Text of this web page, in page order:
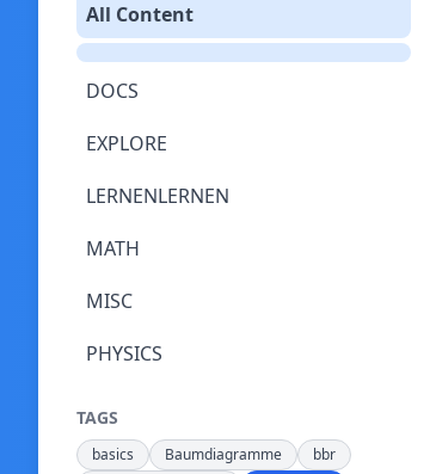
All Content
DOCS
EXPLORE
LERNENLERNEN
MATH
MISC
PHYSICS
TAGS
basics Baumdiagramme
bbr